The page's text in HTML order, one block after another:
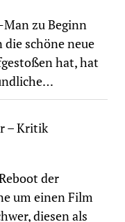
zu Beginn
die schöne neue
hat, hat
– Kritik
der
um einen Film
diesen als